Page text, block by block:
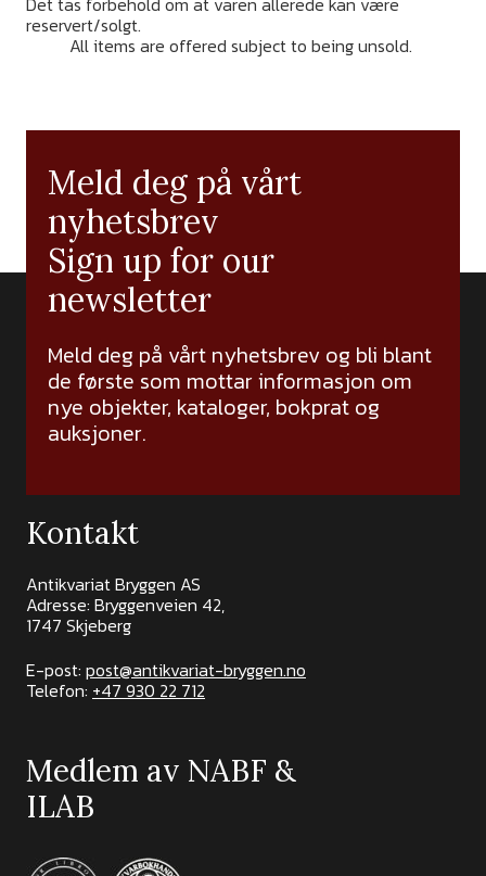
reservert/solgt.
All items are offered subject to being unsold.
Meld deg på vårt
nyhetsbrev
Sign up for our
newsletter
Meld deg på vårt nyhetsbrev og bli blant
de første som mottar informasjon om
nye objekter, kataloger, bokprat og
auksjoner.
Kontakt
Antikvariat Bryggen AS
Adresse: Bryggenveien 42,
1747 Skjeberg
E-post: post@antikvariat-bryggen.no
Telefon: +47 930 22 712
Medlem av NABF &
ILAB